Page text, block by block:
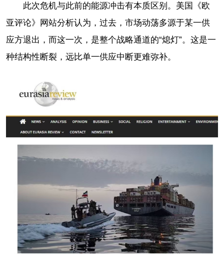
此次危机与此前的能源冲击有本质区别。美国《欧
亚评论》网站分析认为，过去，市场动荡多源于某一供
应方退出，而这一次，是整个战略通道的“熄灯”。这是一
种结构性断裂，远比单一供应中断更难弥补。